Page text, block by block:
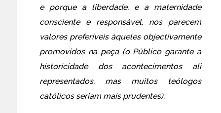
e porque a liberdade, e a maternidade
consciente e responsável, nos parecem
valores preferíveis àqueles objectivamente
promovidos na peça (o Público garante a
historicidade dos acontecimentos ali
representados, mas muitos teólogos
católicos seriam mais prudentes).